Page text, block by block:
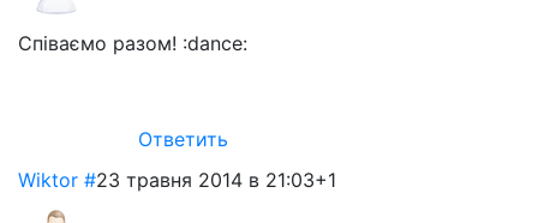
Співаємо разом! :dance:
Ответить
Wiktor #23 травня 2014 в 21:03+1